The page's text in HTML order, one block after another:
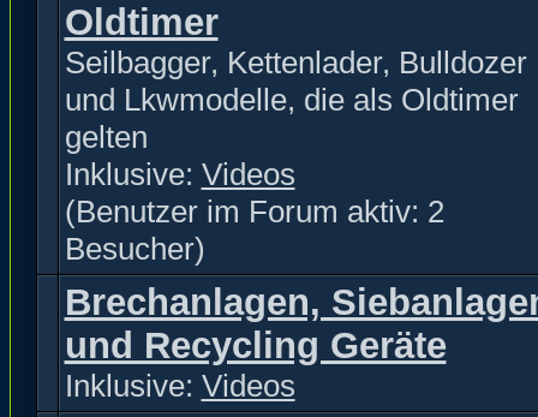
Oldtimer
Seilbagger, Kettenlader, Bulldozer
und Lkwmodelle, die als Oldtimer
gelten
Inklusive: Videos
(Benutzer im Forum aktiv: 2
Besucher)
Brechanlagen,
und Recycling Geräte
Inklusive: Videos